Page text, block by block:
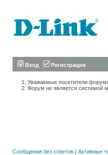
Вход Регистрация
Уважаемые посетители
Форум не является системой
Сообщения без ответов | Активные